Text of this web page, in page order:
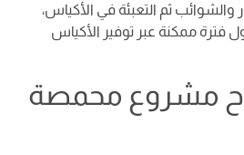
والشوائب ثم التعبئة في الأكياس،
فترة ممكنة عبر توفير الأكياس
مشروع محمصة